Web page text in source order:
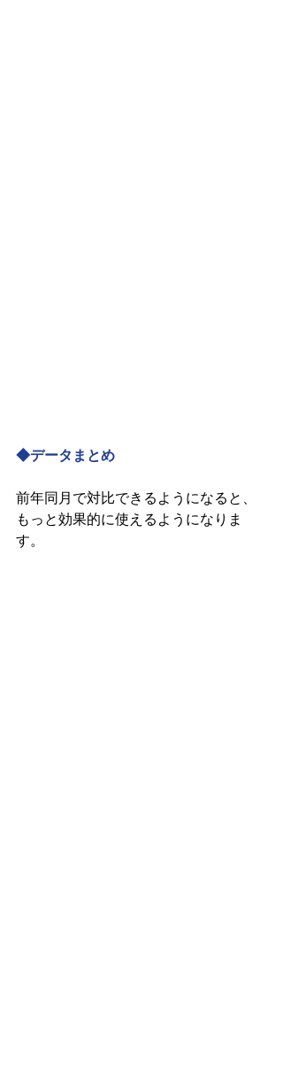
◆データまとめ
前年同月で対比できるようになると、
もっと効果的に使えるようになりま
す。